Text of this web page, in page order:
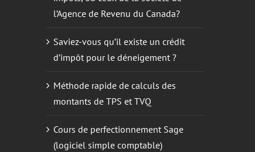
l’Agence de Revenu du Canada?
Saviez-vous qu’il existe un crédit
d’impôt pour le déneigement ?
Méthode rapide de calculs des
montants de TPS et TVQ
Cours de perfectionnement Sage
(logiciel simple comptable)